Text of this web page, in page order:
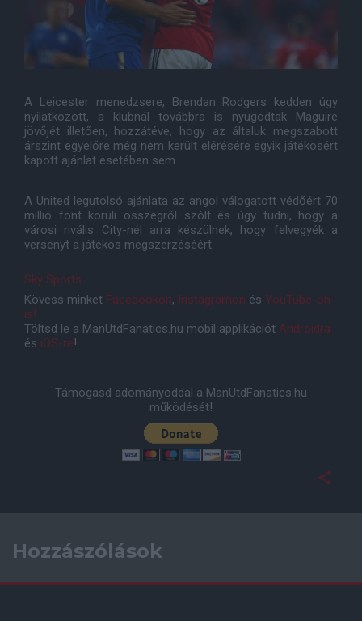
A Leicester menedzsere, Brendan Rodgers kedden úgy
nyilatkozott, a klubnál továbbra is nyugodtak Maguire
jövőjét illetően, hozzátéve, hogy az általuk megszabott
árszint egyelőre még nem került elérésére egyik játékosért
kapott ajánlat esetében sem.
A United legutolsó ajánlata az angol válogatott védőért 70
millió font körüli összegről szólt és úgy tudni, hogy a
városi rivális City-nél arra készülnek, hogy felvegyék a
versenyt a játékos megszerzéséért.
Sky Sports
Kövess minket Facebookon, Instagramon és YouTube-on
is!
Töltsd le a ManUtdFanatics.hu mobil applikációt Androidra
és iOS-re!
Támogasd adományoddal a ManUtdFanatics.hu
működését!
Hozzászólások